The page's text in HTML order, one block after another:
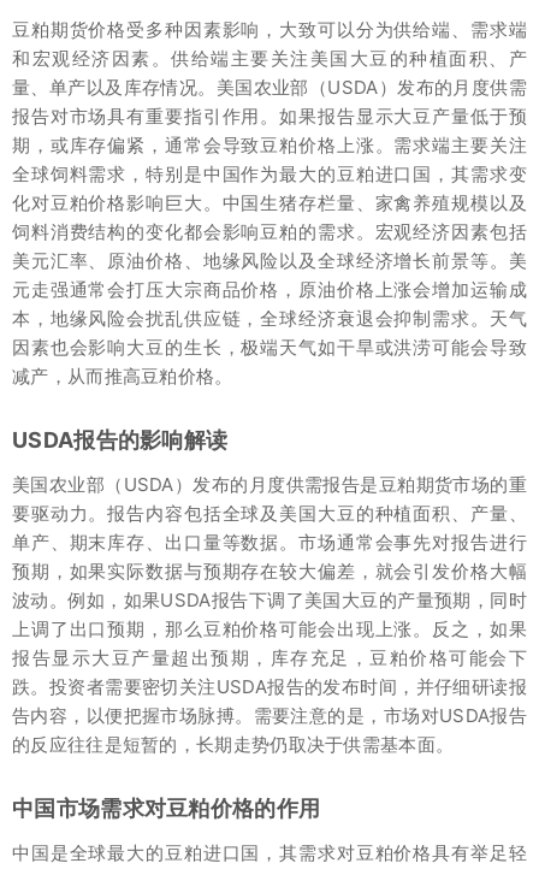
豆粕期货价格受多种因素影响，大致可以分为供给端、需求端
和宏观经济因素。供给端主要关注美国大豆的种植面积、产
量、单产以及库存情况。美国农业部（USDA）发布的月度供需
报告对市场具有重要指引作用。如果报告显示大豆产量低于预
期，或库存偏紧，通常会导致豆粕价格上涨。需求端主要关注
全球饲料需求，特别是中国作为最大的豆粕进口国，其需求变
化对豆粕价格影响巨大。中国生猪存栏量、家禽养殖规模以及
饲料消费结构的变化都会影响豆粕的需求。宏观经济因素包括
美元汇率、原油价格、地缘风险以及全球经济增长前景等。美
元走强通常会打压大宗商品价格，原油价格上涨会增加运输成
本，地缘风险会扰乱供应链，全球经济衰退会抑制需求。天气
因素也会影响大豆的生长，极端天气如干旱或洪涝可能会导致
减产，从而推高豆粕价格。
USDA报告的影响解读
美国农业部（USDA）发布的月度供需报告是豆粕期货市场的重
要驱动力。报告内容包括全球及美国大豆的种植面积、产量、
单产、期末库存、出口量等数据。市场通常会事先对报告进行
预期，如果实际数据与预期存在较大偏差，就会引发价格大幅
波动。例如，如果USDA报告下调了美国大豆的产量预期，同时
上调了出口预期，那么豆粕价格可能会出现上涨。反之，如果
报告显示大豆产量超出预期，库存充足，豆粕价格可能会下
跌。投资者需要密切关注USDA报告的发布时间，并仔细研读报
告内容，以便把握市场脉搏。需要注意的是，市场对USDA报告
的反应往往是短暂的，长期走势仍取决于供需基本面。
中国市场需求对豆粕价格的作用
中国是全球最大的豆粕进口国，其需求对豆粕价格具有举足轻